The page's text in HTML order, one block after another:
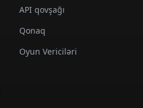
API qovşağı
Qonaq
Oyun Vericiləri